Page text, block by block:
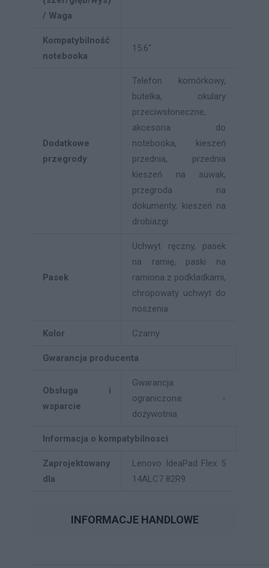
/ Waga
Kompatybilność
notebooka
15.6"
Dodatkowe
przegrody
Telefon komórkowy,
butelka, okulary
przeciwsłoneczne,
akcesoria do
notebooka, kieszeń
przednia, przednia
kieszeń na suwak,
przegroda na
dokumenty, kieszeń na
drobiazgi
Pasek
Uchwyt ręczny, pasek
na ramię, paski na
ramiona z podkładkami,
chropowaty uchwyt do
noszenia
Kolor Czarny
Gwarancja producenta
Obsługa i
wsparcie
Gwarancja
ograniczona: -
dożywotnia
Informacja o kompatybilnosci
Zaprojektowany
dla
Lenovo IdeaPad Flex 5
14ALC7 82R9
INFORMACJE HANDLOWE